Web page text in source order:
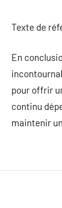
Texte de
En
pour offrir
continu
maintenir